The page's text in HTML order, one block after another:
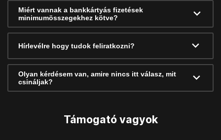
Miért vannak a bankkártyás fizetések
minimumösszegekhez kötve?
Hírlevélre hogy tudok feliratkozni?
Olyan kérdésem van, amire nincs itt válasz, mit
csináljak?
Támogató vagyok